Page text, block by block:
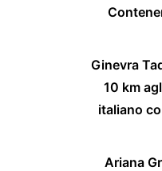
Ginevra
10 km
italiano
Ariana